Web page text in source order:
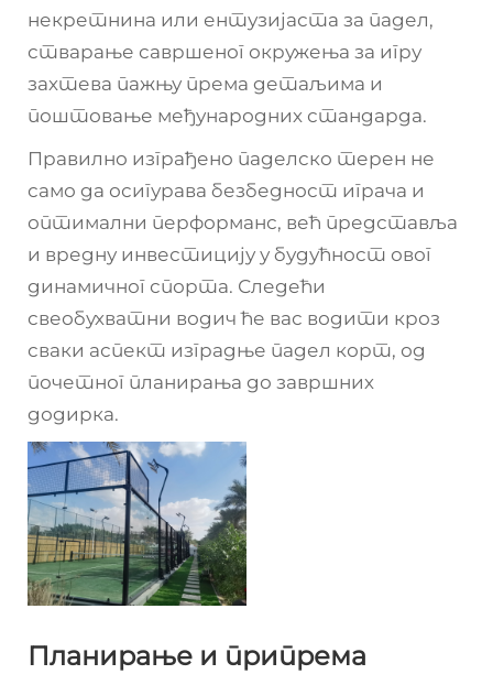
некретнина или ентузијаста за падел,
стварање савршеног окружења за игру
захтева пажњу према детаљима и
поштовање међународних стандарда.
Правилно изграђено паделско терен не
само да осигурава безбедност играча и
оптимални перформанс, већ представља
и вредну инвестицију у будућност овог
динамичног спорта. Следећи
свеобухватни водич ће вас водити кроз
сваки аспект изградње падел корт, од
почетног планирања до завршних
додирка.
Планирање и припрема